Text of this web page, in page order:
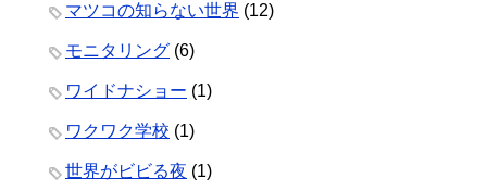
マツコの知らない世界 (12)
モニタリング (6)
ワイドナショー (1)
ワクワク学校 (1)
世界がビビる夜 (1)